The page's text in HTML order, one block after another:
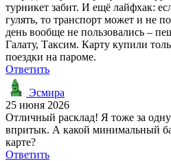
турникет забит. И ещё лайфхак:
гулять, то транспорт может и не
день вообще не пользовались –
Галату, Таксим. Карту купили
поездки на пароме.
Ответить
Эсмира
25 июня 2026
Отличный расклад! Я тоже за
впритык. А какой минимальный
карте?
Ответить